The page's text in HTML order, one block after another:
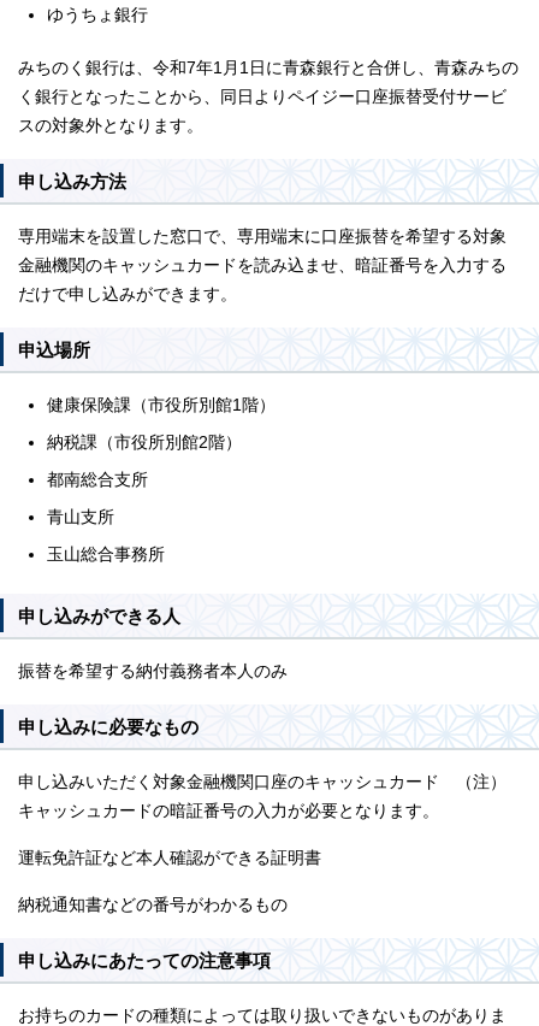
ゆうちょ銀行
みちのく銀行は、令和7年1月1日に青森銀行と合併し、青森みちの
く銀行となったことから、同日よりペイジー口座振替受付サービ
スの対象外となります。
申し込み方法
専用端末を設置した窓口で、専用端末に口座振替を希望する対象
金融機関のキャッシュカードを読み込ませ、暗証番号を入力する
だけで申し込みができます。
申込場所
健康保険課（市役所別館1階）
納税課（市役所別館2階）
都南総合支所
青山支所
玉山総合事務所
申し込みができる人
振替を希望する納付義務者本人のみ
申し込みに必要なもの
申し込みいただく対象金融機関口座のキャッシュカード （注）
キャッシュカードの暗証番号の入力が必要となります。
運転免許証など本人確認ができる証明書
納税通知書などの番号がわかるもの
申し込みにあたっての注意事項
お持ちのカードの種類によっては取り扱いできないものがありま